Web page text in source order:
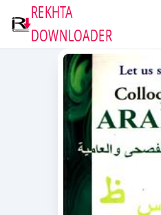
REKHTA
DOWNLOADER